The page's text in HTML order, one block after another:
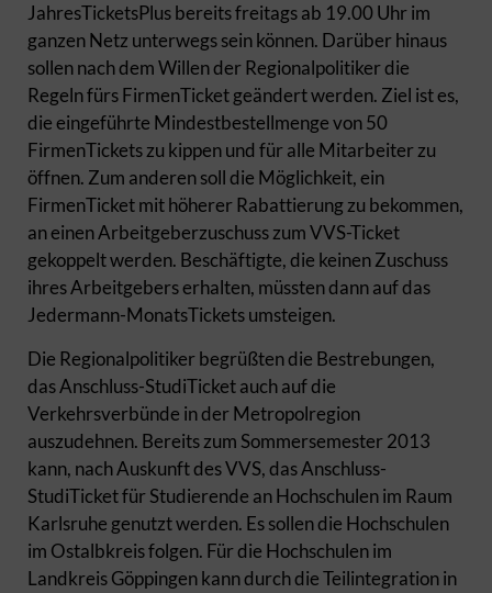
JahresTicketsPlus bereits freitags ab 19.00 Uhr im
ganzen Netz unterwegs sein können. Darüber hinaus
sollen nach dem Willen der Regionalpolitiker die
Regeln fürs FirmenTicket geändert werden. Ziel ist es,
die eingeführte Mindestbestellmenge von 50
FirmenTickets zu kippen und für alle Mitarbeiter zu
öffnen. Zum anderen soll die Möglichkeit, ein
FirmenTicket mit höherer Rabattierung zu bekommen,
an einen Arbeitgeberzuschuss zum VVS-Ticket
gekoppelt werden. Beschäftigte, die keinen Zuschuss
ihres Arbeitgebers erhalten, müssten dann auf das
Jedermann-MonatsTickets umsteigen.
Die Regionalpolitiker begrüßten die Bestrebungen,
das Anschluss-StudiTicket auch auf die
Verkehrsverbünde in der Metropolregion
auszudehnen. Bereits zum Sommersemester 2013
kann, nach Auskunft des VVS, das Anschluss-
StudiTicket für Studierende an Hochschulen im Raum
Karlsruhe genutzt werden. Es sollen die Hochschulen
im Ostalbkreis folgen. Für die Hochschulen im
Landkreis Göppingen kann durch die Teilintegration in